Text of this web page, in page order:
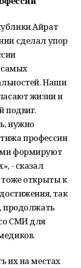
Айрат
сделал упор
самых
Наши
жизни и
подвиг.
нужно
профессии
формируют
- сказал
открыты к
так
продолжать
СМИ для
их на местах